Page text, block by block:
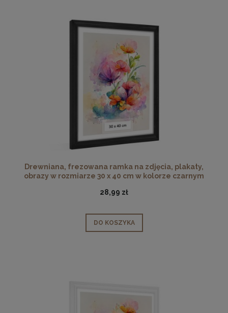
Drewniana, frezowana ramka na zdjęcia, plakaty,
obrazy w rozmiarze 30 x 40 cm w kolorze czarnym
28,99 zł
DO KOSZYKA